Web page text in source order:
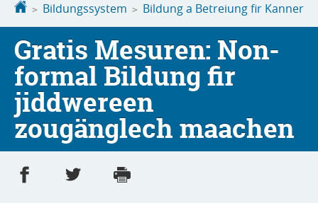
Startsäit
Bildungssystem Bildung a Betreiung fir Kanner
Gratis Mesuren: Non-
formal Bildung fir
jiddwereen
zougänglech maachen
Partager sur Facebook
Partager sur Twitter